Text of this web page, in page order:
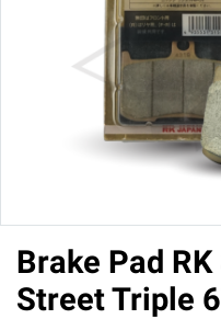
Brake Pad
Street Triple